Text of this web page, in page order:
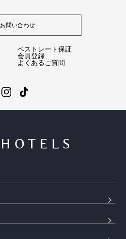
お問い合わせ
よくあるご質問
ベストレート保証
会員登録